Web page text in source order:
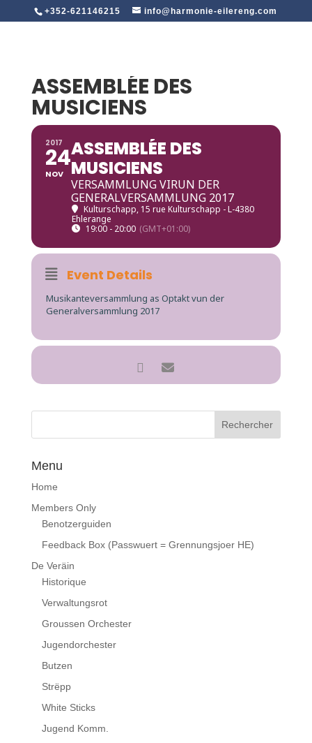
+352-621146215 info@harmonie-eilereng.com
ASSEMBLÉE DES
MUSICIENS
2017
24
NOV
ASSEMBLÉE DES
MUSICIENS
VERSAMMLUNG VIRUN DER
GENERALVERSAMMLUNG 2017
Kulturschapp, 15 rue Kulturschapp - L-4380
Ehlerange
19:00 - 20:00 (GMT+01:00)
Event Details
Musikanteversammlung as Optakt vun der
Generalversammlung 2017
Menu
Home
Members Only
Benotzerguiden
Feedback Box (Passwuert = Grennungsjoer HE)
De Veräin
Historique
Verwaltungsrot
Groussen Orchester
Jugendorchester
Butzen
Strëpp
White Sticks
Jugend Komm.